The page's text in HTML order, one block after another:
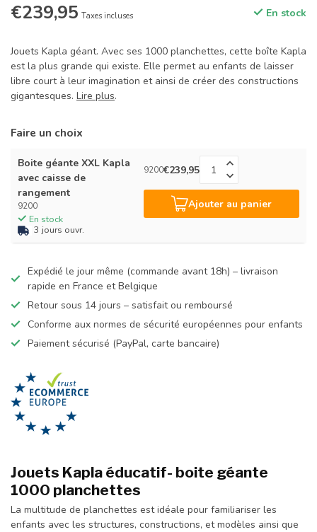
€239,95 Taxes incluses En stock
Jouets Kapla géant. Avec ses 1000 planchettes, cette boîte Kapla
est la plus grande qui existe. Elle permet au enfants de laisser
libre court à leur imagination et ainsi de créer des constructions
gigantesques. Lire plus.
Faire un choix
Boite géante XXL Kapla
avec caisse de
rangement
9200
En stock
3 jours ouvr.
9200€239,95
Ajouter au panier
Expédié le jour même (commande avant 18h) – livraison
rapide en France et Belgique
Retour sous 14 jours – satisfait ou remboursé
Conforme aux normes de sécurité européennes pour enfants
Paiement sécurisé (PayPal, carte bancaire)
Jouets Kapla éducatif- boite géante
1000 planchettes
La multitude de planchettes est idéale pour familiariser les
enfants avec les structures, constructions, et modèles ainsi que